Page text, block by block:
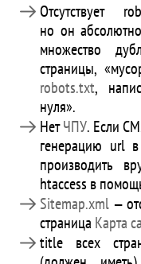
но он
множество
страницы,
robots.txt,
нуля».
НетЧПУ. Если
генерацию url
производить
htaccess в
Sitemap.xml —
страница Карта
title всех